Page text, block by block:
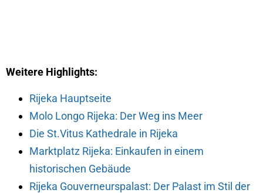
Weitere Highlights:
Rijeka Hauptseite
Molo Longo Rijeka: Der Weg ins Meer
Die St.Vitus Kathedrale in Rijeka
Marktplatz Rijeka: Einkaufen in einem
historischen Gebäude
Rijeka Gouverneurspalast: Der Palast im Stil der